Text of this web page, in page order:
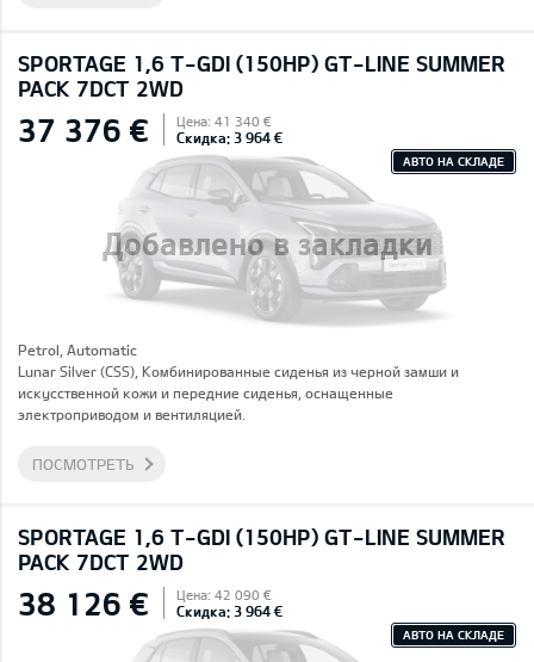
SPORTAGE 1,6 T-GDI (150HP) GT-LINE SUMMER
PACK 7DCT 2WD
Добавлено в закладки
37 376 € Цена: 41 340 €
Скидка: 3 964 €
АВТО НА СКЛАДЕ
Petrol, Automatic
Lunar Silver (CSS), Комбинированные сиденья из черной замши и
искусственной кожи и передние сиденья, оснащенные
электроприводом и вентиляцией.
ПОСМОТРЕТЬ
SPORTAGE 1,6 T-GDI (150HP) GT-LINE SUMMER
PACK 7DCT 2WD
38 126 € Цена: 42 090 €
Скидка: 3 964 €
АВТО НА СКЛАДЕ